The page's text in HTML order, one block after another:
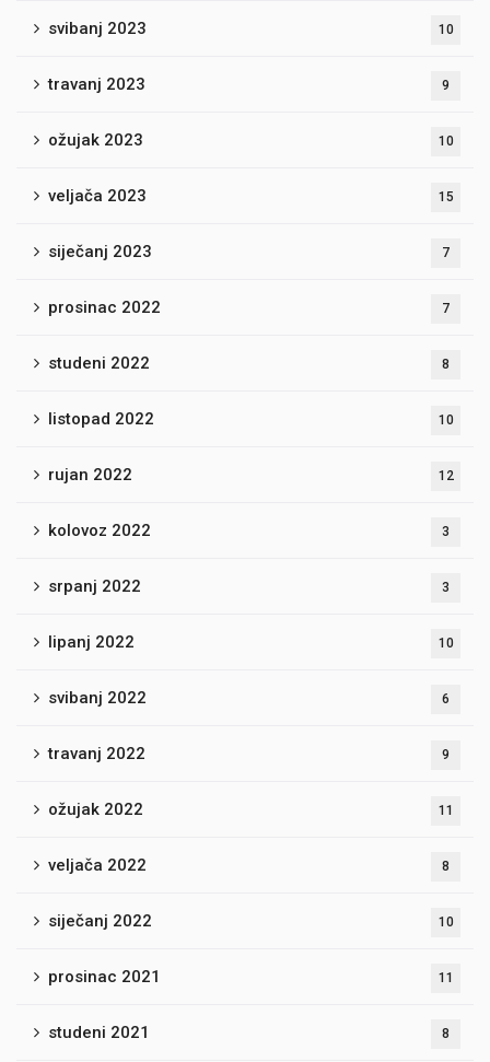
svibanj 2023 10
travanj 2023 9
ožujak 2023 10
veljača 2023 15
siječanj 2023 7
prosinac 2022 7
studeni 2022 8
listopad 2022 10
rujan 2022 12
kolovoz 2022 3
srpanj 2022 3
lipanj 2022 10
svibanj 2022 6
travanj 2022 9
ožujak 2022 11
veljača 2022 8
siječanj 2022 10
prosinac 2021 11
studeni 2021 8